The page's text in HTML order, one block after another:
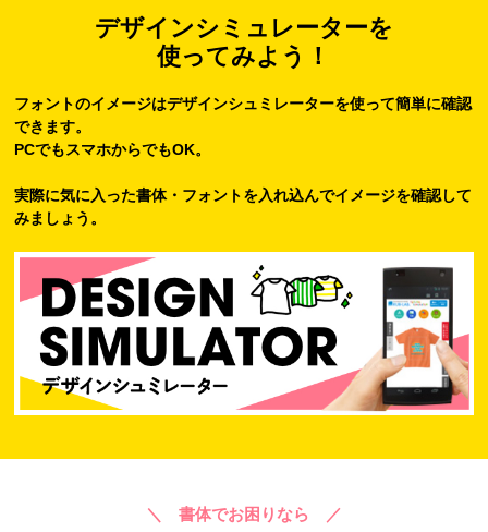
デザインシミュレーターを
使ってみよう！
フォントのイメージはデザインシュミレーターを使って簡単に確認
できます。
PCでもスマホからでもOK。
実際に気に入った書体・フォントを入れ込んでイメージを確認して
みましょう。
＼ 書体でお困りなら ／